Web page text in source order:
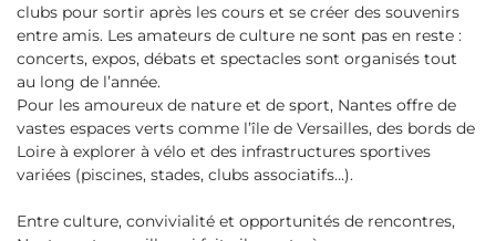
clubs pour sortir après les cours et se créer des souvenirs
entre amis. Les amateurs de culture ne sont pas en reste :
concerts, expos, débats et spectacles sont organisés tout
au long de l’année.
Pour les amoureux de nature et de sport, Nantes offre de
vastes espaces verts comme l’île de Versailles, des bords de
Loire à explorer à vélo et des infrastructures sportives
variées (piscines, stades, clubs associatifs…).
Entre culture, convivialité et opportunités de rencontres,